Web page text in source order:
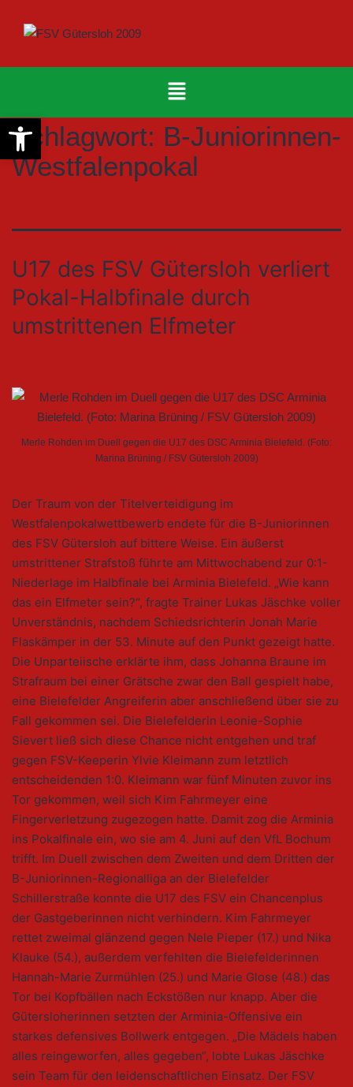
Schlagwort: B-Juniorinnen-
Westfalenpokal
U17 des FSV Gütersloh verliert
Pokal-Halbfinale durch
umstrittenen Elfmeter
Merle Rohden im Duell gegen die U17 des DSC Arminia Bielefeld. (Foto:
Marina Brüning / FSV Gütersloh 2009)
Der Traum von der Titelverteidigung im
Westfalenpokalwettbewerb endete für die B-Juniorinnen
des FSV Gütersloh auf bittere Weise. Ein äußerst
umstrittener Strafstoß führte am Mittwochabend zur 0:1-
Niederlage im Halbfinale bei Arminia Bielefeld. „Wie kann
das ein Elfmeter sein?“, fragte Trainer Lukas Jäschke voller
Unverständnis, nachdem Schiedsrichterin Jonah Marie
Flaskämper in der 53. Minute auf den Punkt gezeigt hatte.
Die Unparteiische erklärte ihm, dass Johanna Braune im
Strafraum bei einer Grätsche zwar den Ball gespielt habe,
eine Bielefelder Angreiferin aber anschließend über sie zu
Fall gekommen sei. Die Bielefelderin Leonie-Sophie
Sievert ließ sich diese Chance nicht entgehen und traf
gegen FSV-Keeperin Ylvie Kleimann zum letztlich
entscheidenden 1:0. Kleimann war fünf Minuten zuvor ins
Tor gekommen, weil sich Kim Fahrmeyer eine
Fingerverletzung zugezogen hatte. Damit zog die Arminia
ins Pokalfinale ein, wo sie am 4. Juni auf den VfL Bochum
trifft. Im Duell zwischen dem Zweiten und dem Dritten der
B-Juniorinnen-Regionalliga an der Bielefelder
Schillerstraße konnte die U17 des FSV ein Chancenplus
der Gastgeberinnen nicht verhindern. Kim Fahrmeyer
rettet zweimal glänzend gegen Nele Pieper (17.) und Nika
Klauke (54.), außerdem verfehlten die Bielefelderinnen
Hannah-Marie Zurmühlen (25.) und Marie Glose (48.) das
Tor bei Kopfbällen nach Eckstößen nur knapp. Aber die
Gütersloherinnen setzten der Arminia-Offensive ein
starkes defensives Bollwerk entgegen. „Die Mädels haben
alles reingeworfen, alles gegeben“, lobte Lukas Jäschke
sein Team für den leidenschaftlichen Einsatz. Der FSV
Werkzeugleiste öffnen